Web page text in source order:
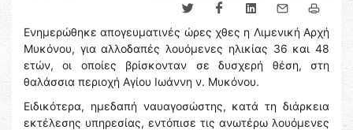
Ενημερώθηκε απογευματινές ώρες χθες η Λιμενική Αρχή
Μυκόνου, για αλλοδαπές λουόμενες ηλικίας 36 και 48
ετών, οι οποίες βρίσκονταν σε δυσχερή θέση, στη
θαλάσσια περιοχή Αγίου Ιωάννη ν. Μυκόνου.
Ειδικότερα, ημεδαπή ναυαγοσώστης, κατά τη διάρκεια
εκτέλεσης υπηρεσίας, εντόπισε τις ανωτέρω λουόμενες